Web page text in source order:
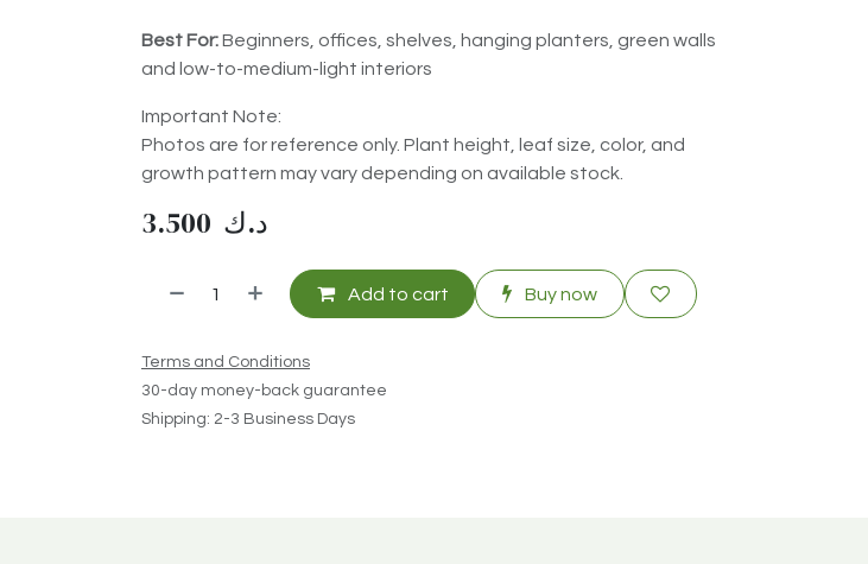
Best For:Beginners, offices, shelves, hanging planters, green walls
and low-to-medium-light interiors
Important Note:
Photos are for reference only. Plant height, leaf size, color, and
growth pattern may vary depending on available stock.
3.500 د.ك
Add to cart Buy now
Terms and Conditions
30-day money-back guarantee
Shipping: 2-3 Business Days